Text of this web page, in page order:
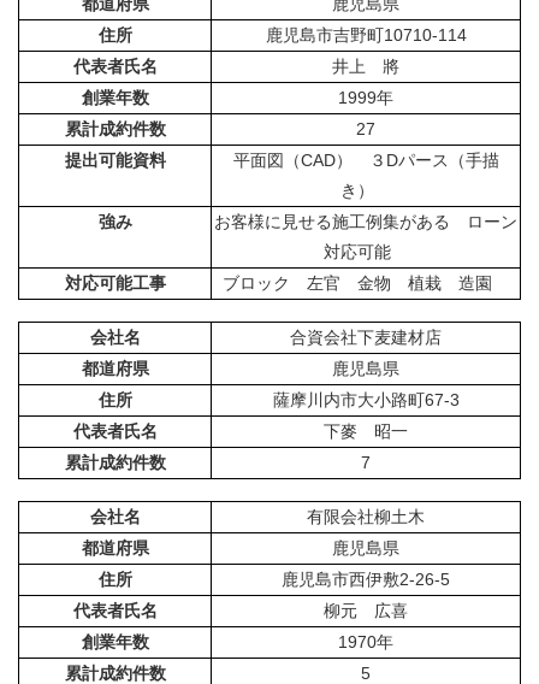
都道府県
鹿児島県
住所
鹿児島市吉野町10710-114
代表者氏名
井上 將
創業年数
1999年
累計成約件数
27
提出可能資料
平面図（CAD） ３Dパース（手描
き）
強み
お客様に見せる施工例集がある ローン
対応可能
対応可能工事
ブロック 左官 金物 植栽 造園
会社名
合資会社下麦建材店
都道府県
鹿児島県
住所
薩摩川内市大小路町67-3
代表者氏名
下麥 昭一
累計成約件数
7
会社名
有限会社柳土木
都道府県
鹿児島県
住所
鹿児島市西伊敷2-26-5
代表者氏名
柳元 広喜
創業年数
1970年
累計成約件数
5